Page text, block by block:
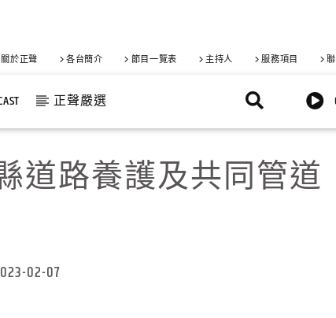
關於正聲 各台簡介 節目一覽表 主持人 服務項目
正聲嚴選
道路養護及共同管道
02-07